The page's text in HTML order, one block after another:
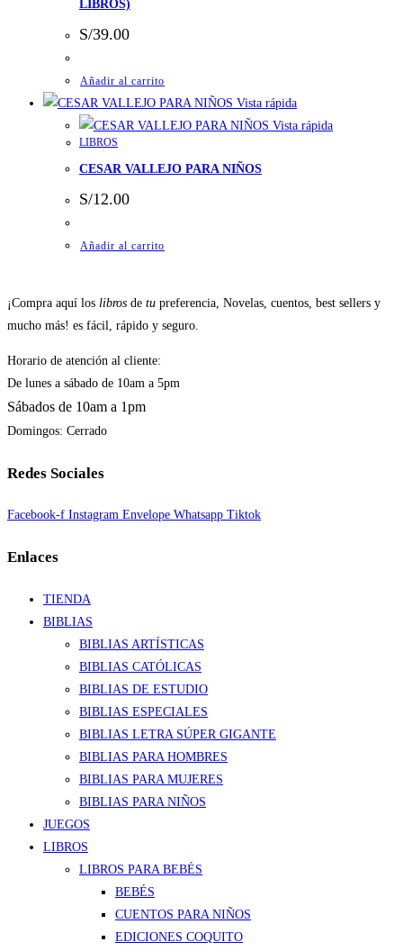
LIBROS)
S/39.00
Añadir al carrito
Vista rápida
Vista rápida
LIBROS
CESAR VALLEJO PARA NIÑOS
S/12.00
Añadir al carrito
¡Compra aquí los libros de tu preferencia, Novelas, cuentos, best sellers y
mucho más! es fácil, rápido y seguro.
Horario de atención al cliente:
De lunes a sábado de 10am a 5pm
Sábados de 10am a 1pm
Domingos: Cerrado
Redes Sociales
Facebook-f Instagram Envelope Whatsapp Tiktok
Enlaces
TIENDA
BIBLIAS
BIBLIAS ARTÍSTICAS
BIBLIAS CATÓLICAS
BIBLIAS DE ESTUDIO
BIBLIAS ESPECIALES
BIBLIAS LETRA SÚPER GIGANTE
BIBLIAS PARA HOMBRES
BIBLIAS PARA MUJERES
BIBLIAS PARA NIÑOS
JUEGOS
LIBROS
LIBROS PARA BEBÉS
BEBÉS
CUENTOS PARA NIÑOS
EDICIONES COQUITO